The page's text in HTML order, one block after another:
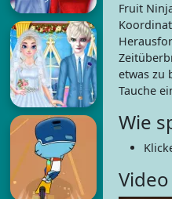
Fruit
etwas zu
Tauche
Wie